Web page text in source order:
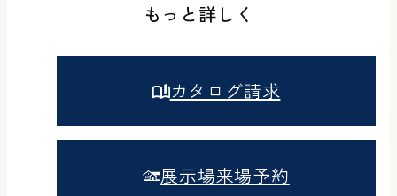
もっと詳しく
カタログ請求
展示場来場予約